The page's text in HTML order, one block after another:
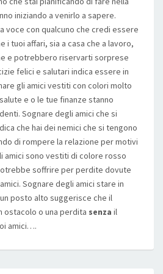
iniziando a venirlo a sapere.
voce con qualcuno che credi essere
i tuoi affari, sia a casa che a lavoro,
e potrebbero riservarti sorprese
felici e salutari indica essere in
gli amici vestiti con colori molto
e o le tue finanze stanno
Sognare degli amici che si
che hai dei nemici che si tengono
di rompere la relazione per motivi
amici sono vestiti di colore rosso
soffrire per perdite dovute
Sognare degli amici stare in
posto alto suggerisce che il
ostacolo o una perdita senza il
amici….